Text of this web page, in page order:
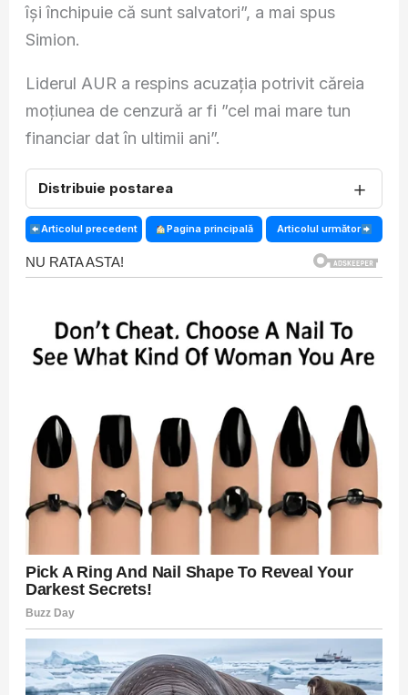
își închipuie că sunt salvatori”, a mai spus
Simion.
Liderul AUR a respins acuzația potrivit căreia
moțiunea de cenzură ar fi ”cel mai mare tun
financiar dat în ultimii ani”.
Distribuie postarea ＋
Articolul precedent Pagina principală Articolul următor